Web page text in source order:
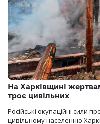
На Харківщині
троє цивільних
Російські окупаційні сили
цивільному населенню